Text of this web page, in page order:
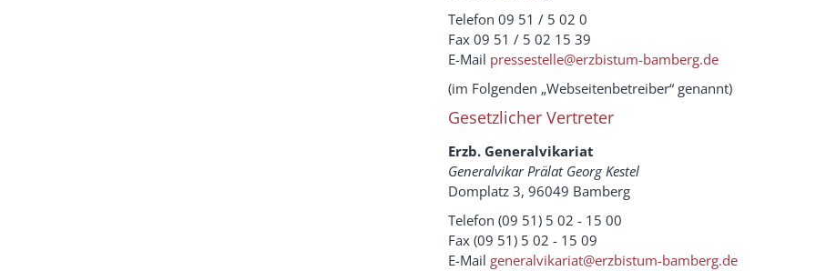
Telefon 09 51 / 5 02 0
Fax 09 51 / 5 02 15 39
E-Mail pressestelle@erzbistum-bamberg.de
(im Folgenden „Webseitenbetreiber“ genannt)
Gesetzlicher Vertreter
Erzb. Generalvikariat
Generalvikar Prälat Georg Kestel
Domplatz 3, 96049 Bamberg
Telefon (09 51) 5 02 - 15 00
Fax (09 51) 5 02 - 15 09
E-Mail generalvikariat@erzbistum-bamberg.de